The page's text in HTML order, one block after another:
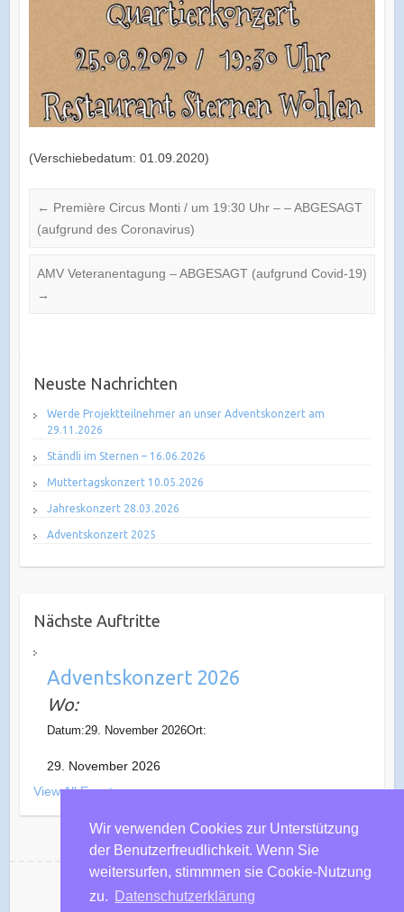
(Verschiebedatum: 01.09.2020)
← Première Circus Monti / um 19:30 Uhr – – ABGESAGT
(aufgrund des Coronavirus)
AMV Veteranentagung – ABGESAGT (aufgrund Covid-19)
→
Neuste Nachrichten
Werde Projektteilnehmer an unser Adventskonzert am
29.11.2026
Ständli im Sternen – 16.06.2026
Muttertagskonzert 10.05.2026
Jahreskonzert 28.03.2026
Adventskonzert 2025
Nächste Auftritte
Adventskonzert 2026
Wo:
Datum:29. November 2026Ort:
29. November 2026
View All Events
Musikverein Wohlen
Wir verwenden Cookies zur Unterstützung
der Benutzerfreudlichkeit. Wenn Sie
weitersurfen, stimmmen sie Cookie-Nutzung
zu.
Datenschutzerklärung